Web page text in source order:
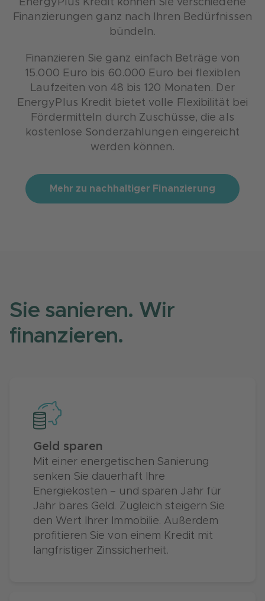
EnergyPlus Kredit können Sie verschiedene
Finanzierungen ganz nach Ihren Bedürfnissen
bündeln.
Finanzieren Sie ganz einfach Beträge von
15.000 Euro bis 60.000 Euro bei flexiblen
Laufzeiten von 48 bis 120 Monaten. Der
EnergyPlus Kredit bietet volle Flexibilität bei
Fördermitteln durch Zuschüsse, die als
kostenlose Sonderzahlungen eingereicht
werden können.
Mehr zu nachhaltiger Finanzierung
Sie sanieren. Wir
finanzieren.
Geld sparen
Mit einer energetischen Sanierung
senken Sie dauerhaft Ihre
Energiekosten – und sparen Jahr für
Jahr bares Geld. Zugleich steigern Sie
den Wert Ihrer Immobilie. Außerdem
profitieren Sie von einem Kredit mit
langfristiger Zinssicherheit.